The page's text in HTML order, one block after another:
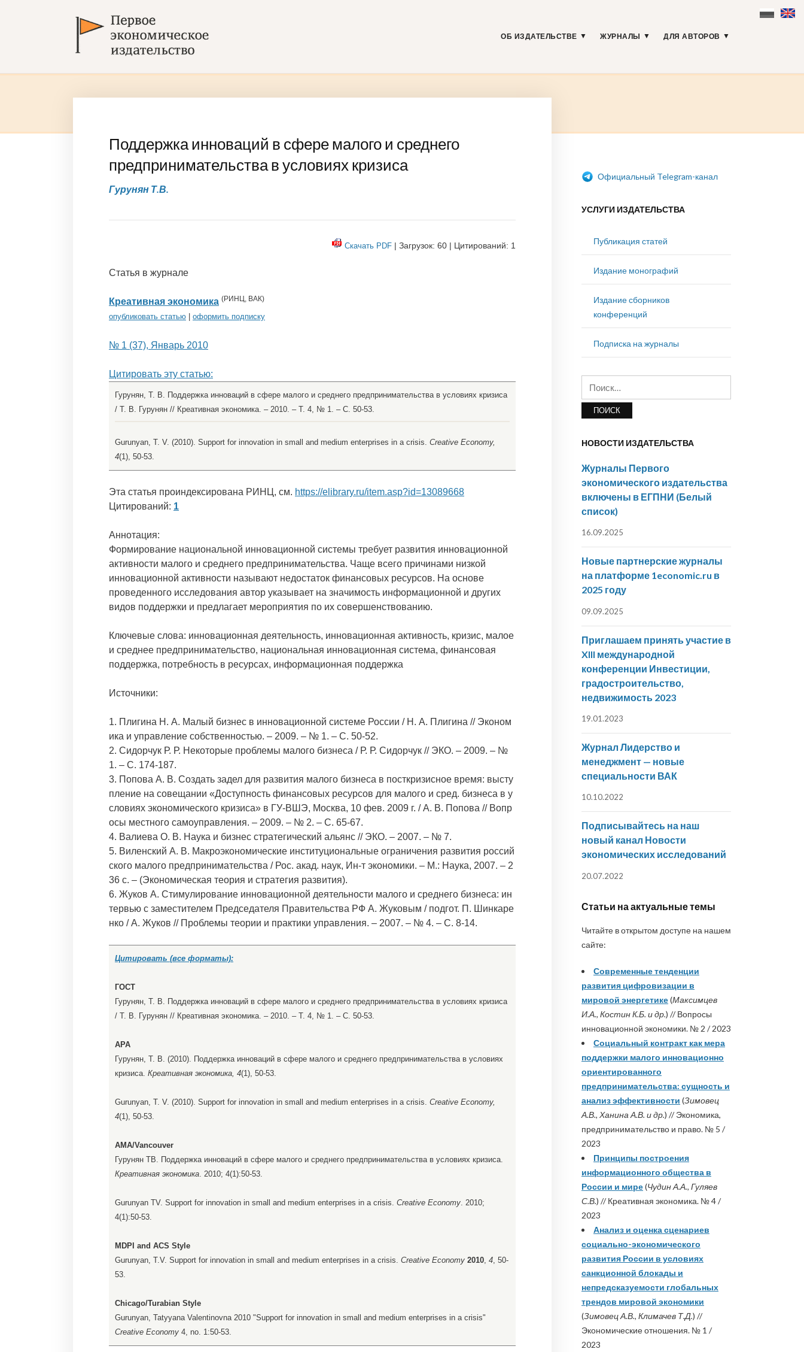
ОБ ИЗДАТЕЛЬСТВЕ ЖУРНАЛЫ ДЛЯ АВТОРОВ
Поддержка инноваций в сфере малого и среднего
предпринимательства в условиях кризиса
Гурунян Т.В.
Скачать PDF | Загрузок: 60 | Цитирований: 1
Статья в журнале
Креативная экономика (РИНЦ, ВАК)
опубликовать статью оформить подписку
№ 1 (37), Январь 2010
Цитировать эту статью:
Гурунян, Т. В. Поддержка инноваций в сфере малого и среднего предпринимательства в условиях кризиса
/ Т. В. Гурунян // Креативная экономика. – 2010. – Т. 4, № 1. – С. 50-53.
Gurunyan, T. V. (2010). Support for innovation in small and medium enterprises in a crisis. Creative Economy,
4(1), 50-53.
Эта статья проиндексирована РИНЦ, см. https://elibrary.ru/item.asp?id=13089668
Цитирований: 1
Аннотация:
Формирование национальной инновационной системы требует развития инновационной
активности малого и среднего предпринимательства. Чаще всего причинами низкой
инновационной активности называют недостаток финансовых ресурсов. На основе
проведенного исследования автор указывает на значимость информационной и других
видов поддержки и предлагает мероприятия по их совершенствованию.
Ключевые слова: инновационная деятельность, инновационная активность, кризис, малое
и среднее предпринимательство, национальная инновационная система, финансовая
поддержка, потребность в ресурсах, информационная поддержка
Источники:
1. Плигина Н. А. Малый бизнес в инновационной системе России / Н. А. Плигина // Эконом
ика и управление собственностью. – 2009. – № 1. – С. 50-52.
2. Сидорчук Р. Р. Некоторые проблемы малого бизнеса / Р. Р. Сидорчук // ЭКО. – 2009. – №
1. – С. 174-187.
3. Попова А. В. Создать задел для развития малого бизнеса в посткризисное время: высту
пление на совещании «Доступность финансовых ресурсов для малого и сред. бизнеса в у
словиях экономического кризиса» в ГУ-ВШЭ, Москва, 10 фев. 2009 г. / А. В. Попова // Вопр
осы местного самоуправления. – 2009. – № 2. – С. 65-67.
4. Валиева О. В. Наука и бизнес стратегический альянс // ЭКО. – 2007. – № 7.
5. Виленский А. В. Макроэкономические институциональные ограничения развития россий
ского малого предпринимательства / Рос. акад. наук, Ин-т экономики. – М.: Наука, 2007. – 2
36 с. – (Экономическая теория и стратегия развития).
6. Жуков А. Стимулирование инновационной деятельности малого и среднего бизнеса: ин
тервью с заместителем Председателя Правительства РФ А. Жуковым / подгот. П. Шинкаре
нко / А. Жуков // Проблемы теории и практики управления. – 2007. – № 4. – С. 8-14.
Цитировать (все форматы):
ГОСТ
Гурунян, Т. В. Поддержка инноваций в сфере малого и среднего предпринимательства в условиях кризиса
/ Т. В. Гурунян // Креативная экономика. – 2010. – Т. 4, № 1. – С. 50-53.
APA
Гурунян, Т. В. (2010). Поддержка инноваций в сфере малого и среднего предпринимательства в условиях
кризиса. Креативная экономика, 4(1), 50-53.
Gurunyan, T. V. (2010). Support for innovation in small and medium enterprises in a crisis. Creative Economy,
4(1), 50-53.
AMA/Vancouver
Гурунян ТВ. Поддержка инноваций в сфере малого и среднего предпринимательства в условиях кризиса.
Креативная экономика. 2010; 4(1):50-53.
Gurunyan TV. Support for innovation in small and medium enterprises in a crisis. Creative Economy. 2010;
4(1):50-53.
MDPI and ACS Style
Gurunyan, T.V. Support for innovation in small and medium enterprises in a crisis. Creative Economy 2010, 4, 50-
53.
Chicago/Turabian Style
Gurunyan, Tatyyana Valentinovna 2010 "Support for innovation in small and medium enterprises in a crisis"
Creative Economy 4, no. 1:50-53.
Официальный Telegram-канал
УСЛУГИ ИЗДАТЕЛЬСТВА
Публикация статей
Издание монографий
Издание сборников
конференций
Подписка на журналы
НОВОСТИ ИЗДАТЕЛЬСТВА
Журналы Первого
экономического издательства
включены в ЕГПНИ (Белый
список)
16.09.2025
Новые партнерские журналы
на платформе 1economic.ru в
2025 году
09.09.2025
Приглашаем принять участие в
XIII международной
конференции Инвестиции,
градостроительство,
недвижимость 2023
19.01.2023
Журнал Лидерство и
менеджмент — новые
специальности ВАК
10.10.2022
Подписывайтесь на наш
новый канал Новости
экономических исследований
20.07.2022
Статьи на актуальные темы
Читайте в открытом доступе на нашем
сайте:
Современные тенденции
развития цифровизации в
мировой энергетике(Максимцев
И.А., Костин К.Б. и др.) // Вопросы
инновационной экономики. № 2 / 2023
Социальный контракт как мера
поддержки малого инновационно
ориентированного
предпринимательства: сущность и
анализ эффективности (Зимовец
А.В., Ханина А.В. и др.) // Экономика,
предпринимательство и право. № 5 /
2023
Принципы построения
информационного общества в
России и мире(Чудин А.А., Гуляев
С.В.) // Креативная экономика. № 4 /
2023
Анализ и оценка сценариев
социально-экономического
развития России в условиях
санкционной блокады и
непредсказуемости глобальных
трендов мировой экономики
(Зимовец А.В., Климачев Т.Д.) //
Экономические отношения. № 1 /
2023